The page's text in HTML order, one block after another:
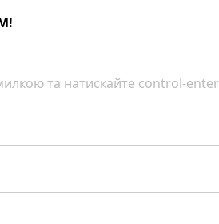
та натискайте control-enter